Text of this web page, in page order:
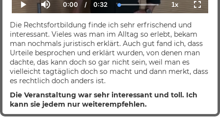
Play Mute
Current
Time
0:00 / Duration
0:32 Loaded
100.00%
1xPlayback
Rate
Die Rechtsfortbildung finde ich sehr erfrischend und
interessant. Vieles was man im Alltag so erlebt, bekam
man nochmals juristisch erklärt. Auch gut fand ich, dass
Urteile besprochen und erklärt wurden, von denen man
dachte, das kann doch so gar nicht sein, weil man es
vielleicht tagtäglich doch so macht und dann merkt, dass
es rechtlich doch anders ist.
Die Veranstaltung war sehr interessant und toll. Ich
kann sie jedem nur weiterempfehlen.